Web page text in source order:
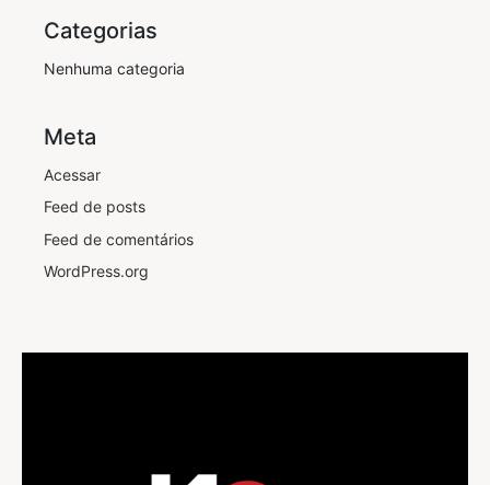
Categorias
Nenhuma categoria
Meta
Acessar
Feed de posts
Feed de comentários
WordPress.org